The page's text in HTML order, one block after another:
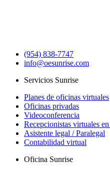
(954) 838-7747
info@oesunrise.com
Servicios Sunrise
Planes de oficinas virtuales
Oficinas privadas
Videoconferencia
Recepcionistas virtuales
Asistente legal / Paralegal
Contabilidad virtual
Oficina Sunrise